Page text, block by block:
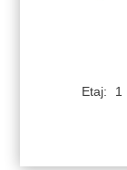
Etaj:
1